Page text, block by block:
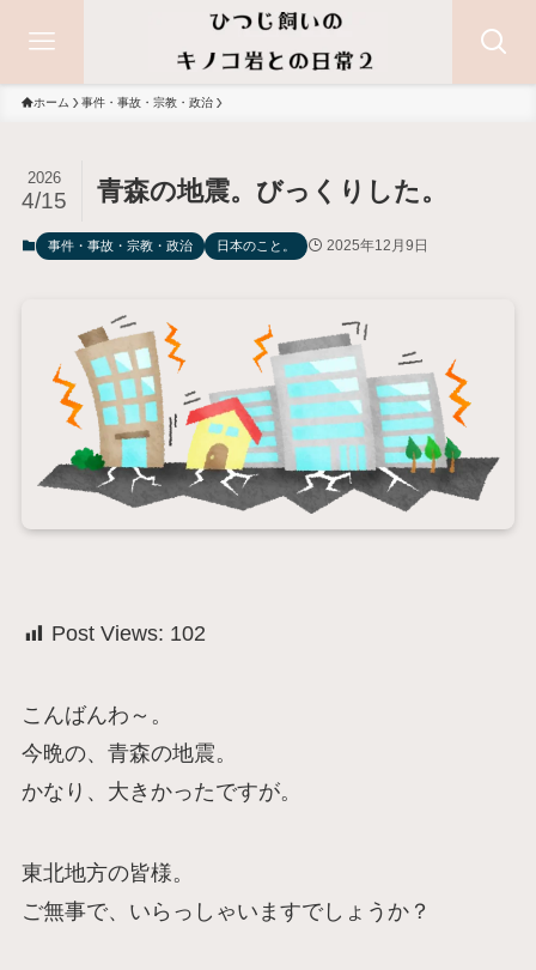
ホーム 事件・事故・宗教・政治
青森の地震。びっくりした。
2026
4/15
事件・事故・宗教・政治 日本のこと。 2025年12月9日
Post Views: 102
こんばんわ～。
今晩の、青森の地震。
かなり、大きかったですが。
東北地方の皆様。
ご無事で、いらっしゃいますでしょうか？